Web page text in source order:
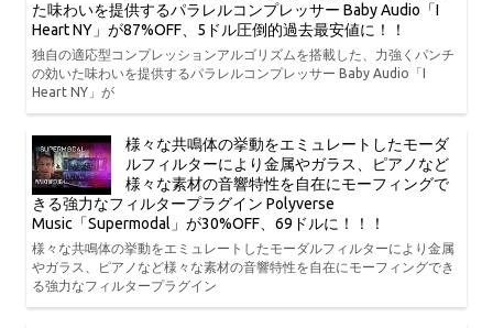
た味わいを提供するパラレルコンプレッサー Baby Audio「I
Heart NY」が87%OFF、5ドル圧倒的過去最安値に！！
独自の適応型コンプレッションアルゴリズムを搭載した、力強くパンチ
の効いた味わいを提供するパラレルコンプレッサー Baby Audio「I
Heart NY」が
様々な共鳴体の挙動をエミュレートしたモーダ
ルフィルターにより金属やガラス、ピアノなど
様々な素材の音響特性を自在にモーフィングで
きる強力なフィルタープラグイン Polyverse
Music「Supermodal」が30%OFF、69ドルに！！！
様々な共鳴体の挙動をエミュレートしたモーダルフィルターにより金属
やガラス、ピアノなど様々な素材の音響特性を自在にモーフィングでき
る強力なフィルタープラグイン